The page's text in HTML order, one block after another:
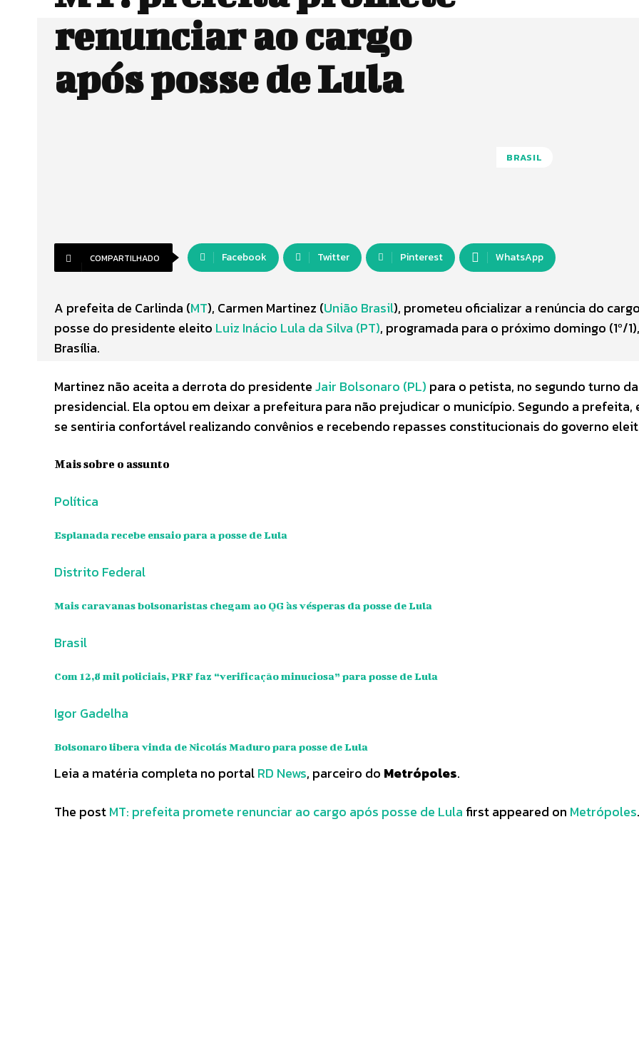
renunciar ao cargo
após posse de Lula
BRASIL
COMPARTILHADO Facebook Twitter Pinterest WhatsApp
A prefeita de Carlinda (MT), Carmen Martinez (União Brasil), prometeu oficializar a renúncia do
posse do presidente eleito Luiz Inácio Lula da Silva (PT), programada para o próximo domingo (1º/
Brasília.
Martinez não aceita a derrota do presidenteJair Bolsonaro (PL) para o petista, no segundo turno
presidencial. Ela optou em deixar a prefeitura para não prejudicar o município. Segundo a prefeita,
se sentiria confortável realizando convênios e recebendo repasses constitucionais do governo
Mais sobre o assunto
Política
Esplanada recebe ensaio para a posse de Lula
Distrito Federal
Mais caravanas bolsonaristas chegam ao QG às vésperas da posse de Lula
Brasil
Com 12,8 mil policiais, PRF faz “verificação minuciosa” para posse de Lula
Igor Gadelha
Bolsonaro libera vinda de Nicolás Maduro para posse de Lula
Leia a matéria completa no portalRD News, parceiro do Metrópoles.
The postMT: prefeita promete renunciar ao cargo após posse de Lula first appeared on Metrópoles.